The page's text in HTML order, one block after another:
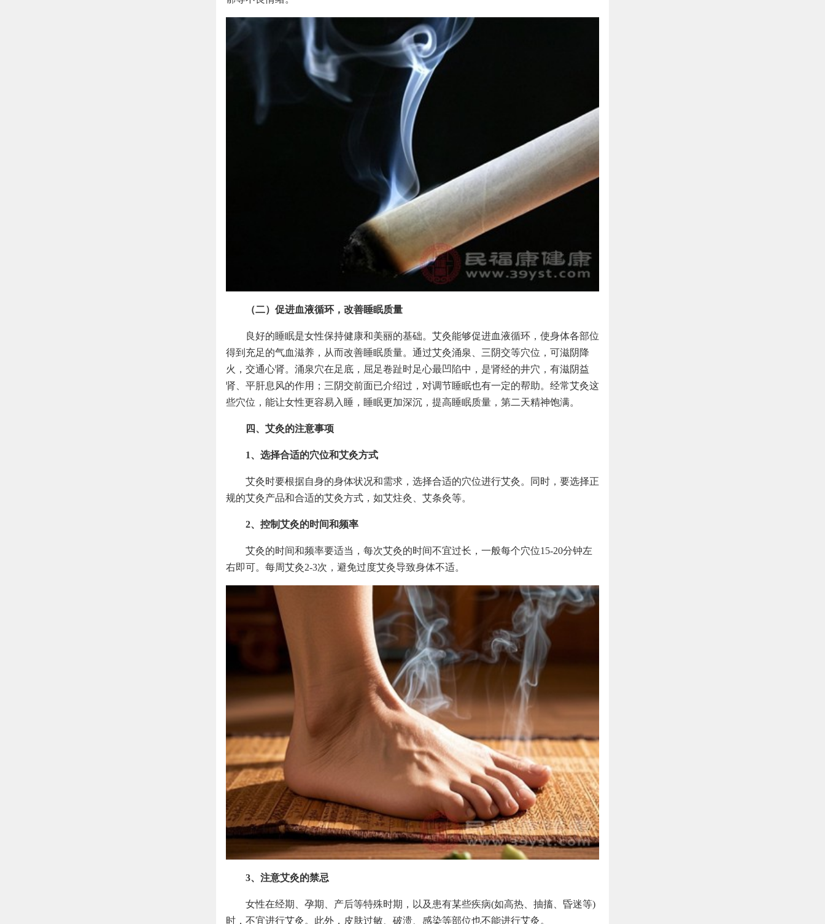
（二）促进血液循环，改善睡眠质量
良好的睡眠是女性保持健康和美丽的基础。艾灸能够促进血液循环，使身体各部位
得到充足的气血滋养，从而改善睡眠质量。通过艾灸涌泉、三阴交等穴位，可滋阴降
火，交通心肾。涌泉穴在足底，屈足卷趾时足心最凹陷中，是肾经的井穴，有滋阴益
肾、平肝息风的作用；三阴交前面已介绍过，对调节睡眠也有一定的帮助。经常艾灸这
些穴位，能让女性更容易入睡，睡眠更加深沉，提高睡眠质量，第二天精神饱满。
四、艾灸的注意事项
1、选择合适的穴位和艾灸方式
艾灸时要根据自身的身体状况和需求，选择合适的穴位进行艾灸。同时，要选择正
规的艾灸产品和合适的艾灸方式，如艾炷灸、艾条灸等。
2、控制艾灸的时间和频率
艾灸的时间和频率要适当，每次艾灸的时间不宜过长，一般每个穴位15-20分钟左
右即可。每周艾灸2-3次，避免过度艾灸导致身体不适。
3、注意艾灸的禁忌
女性在经期、孕期、产后等特殊时期，以及患有某些疾病(如高热、抽搐、昏迷等)
时，不宜进行艾灸。此外，皮肤过敏、破溃、感染等部位也不能进行艾灸。